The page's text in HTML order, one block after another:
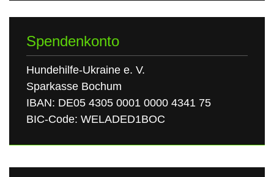
Spendenkonto
Hundehilfe-Ukraine e. V.
Sparkasse Bochum
IBAN: DE05 4305 0001 0000 4341 75
BIC-Code: WELADED1BOC